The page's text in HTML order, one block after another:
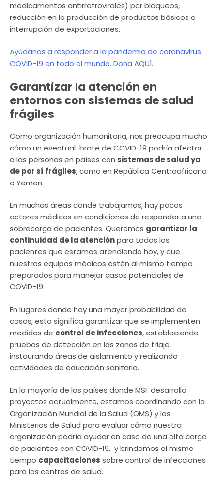
medicamentos antirretrovirales) por bloqueos,
reducción en la producción de productos básicos o
interrupción de exportaciones.
Ayúdanos a responder a la pandemia de coronavirus
COVID-19 en todo el mundo. Dona AQUÍ.
Garantizar la atención en
entornos con sistemas de salud
frágiles
Como organización humanitaria, nos preocupa mucho
cómo un eventual brote de COVID-19 podría afectar
a las personas en países con sistemas de salud ya
de por sí frágiles, como en República Centroafricana
o Yemen.
En muchas áreas donde trabajamos, hay pocos
actores médicos en condiciones de responder a una
sobrecarga de pacientes. Queremos garantizar la
continuidad de la atenciónpara todos los
pacientes que estamos atendiendo hoy, y que
nuestros equipos médicos estén al mismo tiempo
preparados para manejar casos potenciales de
COVID-19.
En lugares donde hay una mayor probabilidad de
casos, esto significa garantizar que se implementen
medidas de control de infecciones, estableciendo
pruebas de detección en las zonas de triaje,
instaurando áreas de aislamiento y realizando
actividades de educación sanitaria.
En la mayoría de los países donde MSF desarrolla
proyectos actualmente, estamos coordinando con la
Organización Mundial de la Salud (OMS) y los
Ministerios de Salud para evaluar cómo nuestra
organización podría ayudar en caso de una alta carga
de pacientes con COVID-19, y brindamos al mismo
tiempo capacitaciones sobre control de infecciones
para los centros de salud.